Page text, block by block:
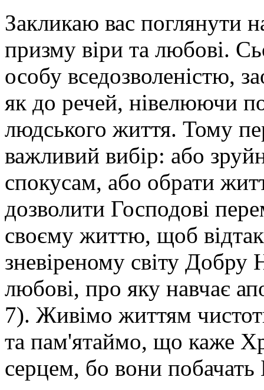
Закликаю вас поглянути
призму віри та любові.
особу вседозволеністю,
як до речей, нівелюючи
людського життя. Тому
важливий вибір: або
спокусам, або обрати
дозволити Господові
своєму життю, щоб
зневіреному світу
любові, про яку навчає
7). Живімо життям
та пам'ятаймо, що каже
серцем, бо вони